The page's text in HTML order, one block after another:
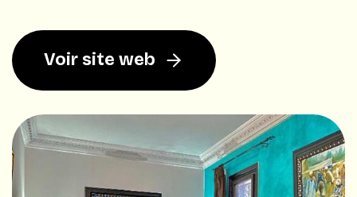
Voir site web